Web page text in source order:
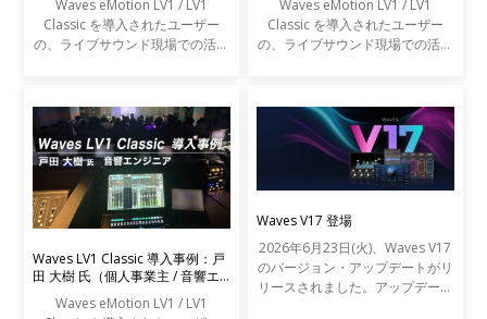
Waves eMotion LV1 / LV1
Classic を導入されたユーザー
の、ライブサウンド現場での活用
Waves eMotion LV1 / LV1
Classic を導入されたユーザー
の、ライブサウンド現場での活用
Waves LV1 Classic 導入事例：戸
田 大樹 氏（個人事業主 / 音響エ
Waves eMotion LV1 / LV1
Waves V17 登場
2026年6月23日(火)、Waves V17
のバージョン・アップデートがリ
リースされました。アップデート